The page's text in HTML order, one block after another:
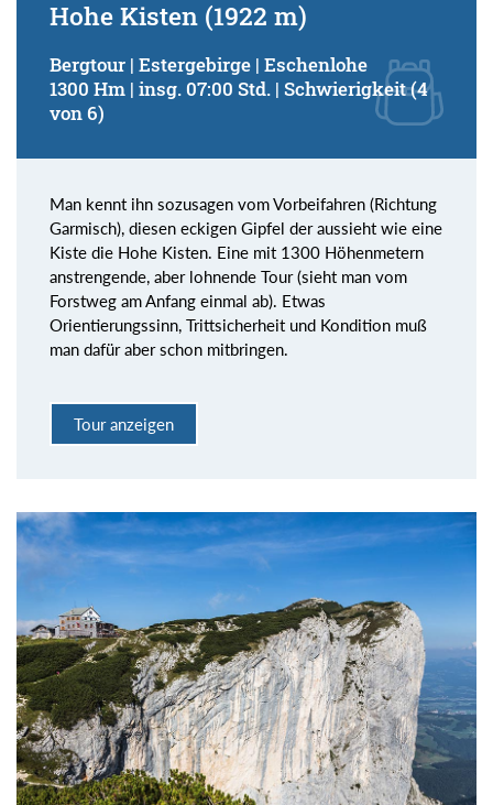
Hohe Kisten (1922 m)
Bergtour | Estergebirge | Eschenlohe
1300 Hm | insg. 07:00 Std. | Schwierigkeit (4
von 6)
Man kennt ihn sozusagen vom Vorbeifahren (Richtung
Garmisch), diesen eckigen Gipfel der aussieht wie eine
Kiste die Hohe Kisten. Eine mit 1300 Höhenmetern
anstrengende, aber lohnende Tour (sieht man vom
Forstweg am Anfang einmal ab). Etwas
Orientierungssinn, Trittsicherheit und Kondition muß
man dafür aber schon mitbringen.
Tour anzeigen